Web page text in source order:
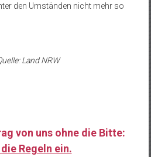
den Umständen nicht mehr so
Land NRW
von uns ohne die Bitte:
Regeln ein.